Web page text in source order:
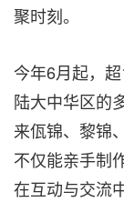
聚时刻。
今年6月起，
陆大中华区的
来佤锦、黎锦
不仅能亲手制
在互动与交流